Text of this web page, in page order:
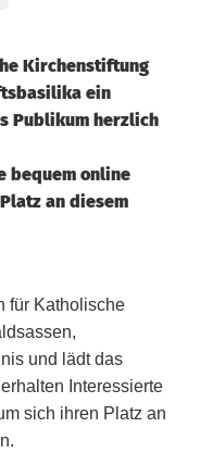
Kirchenstiftung
ein
Publikum herzlich
bequem online
an diesem